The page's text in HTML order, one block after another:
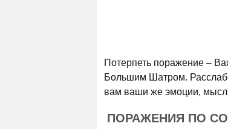
Потерпеть поражение –
Большим Шатром.
вам ваши же эмоции,
ПОРАЖЕНИЯ ПО